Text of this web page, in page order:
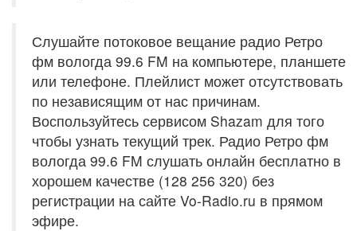
Слушайте потоковое вещание радио Ретро
фм вологда 99.6 FM на компьютере, планшете
или телефоне. Плейлист может отсутствовать
по независящим от нас причинам.
Воспользуйтесь сервисом Shazam для того
чтобы узнать текущий трек. Радио Ретро фм
вологда 99.6 FM слушать онлайн бесплатно в
хорошем качестве (128 256 320) без
регистрации на сайте Vo-Radio.ru в прямом
эфире.